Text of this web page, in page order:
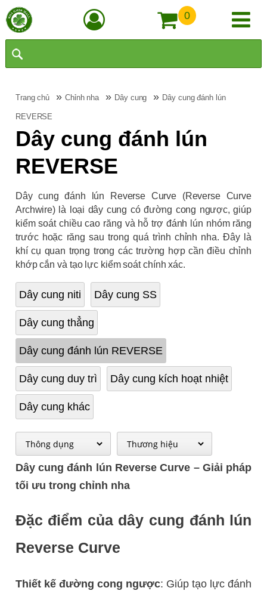
0
Trang chủ »Chỉnh nha » Dây cung » Dây cung đánh lún
REVERSE
Dây cung đánh lún
REVERSE
Dây cung đánh lún Reverse Curve (Reverse Curve
Archwire) là loại dây cung có đường cong ngược, giúp
kiểm soát chiều cao răng và hỗ trợ đánh lún nhóm răng
trước hoặc răng sau trong quá trình chỉnh nha. Đây là
khí cụ quan trọng trong các trường hợp cần điều chỉnh
khớp cắn và tạo lực kiểm soát chính xác.
Dây cung niti Dây cung SS
Dây cung thẳng
Dây cung đánh lún REVERSE
Dây cung duy trì Dây cung kích hoạt nhiệt
Dây cung khác
Dây cung đánh lún Reverse Curve – Giải pháp
tối ưu trong chỉnh nha
Đặc điểm của dây cung đánh lún
Reverse Curve
Thiết kế đường cong ngược: Giúp tạo lực đánh